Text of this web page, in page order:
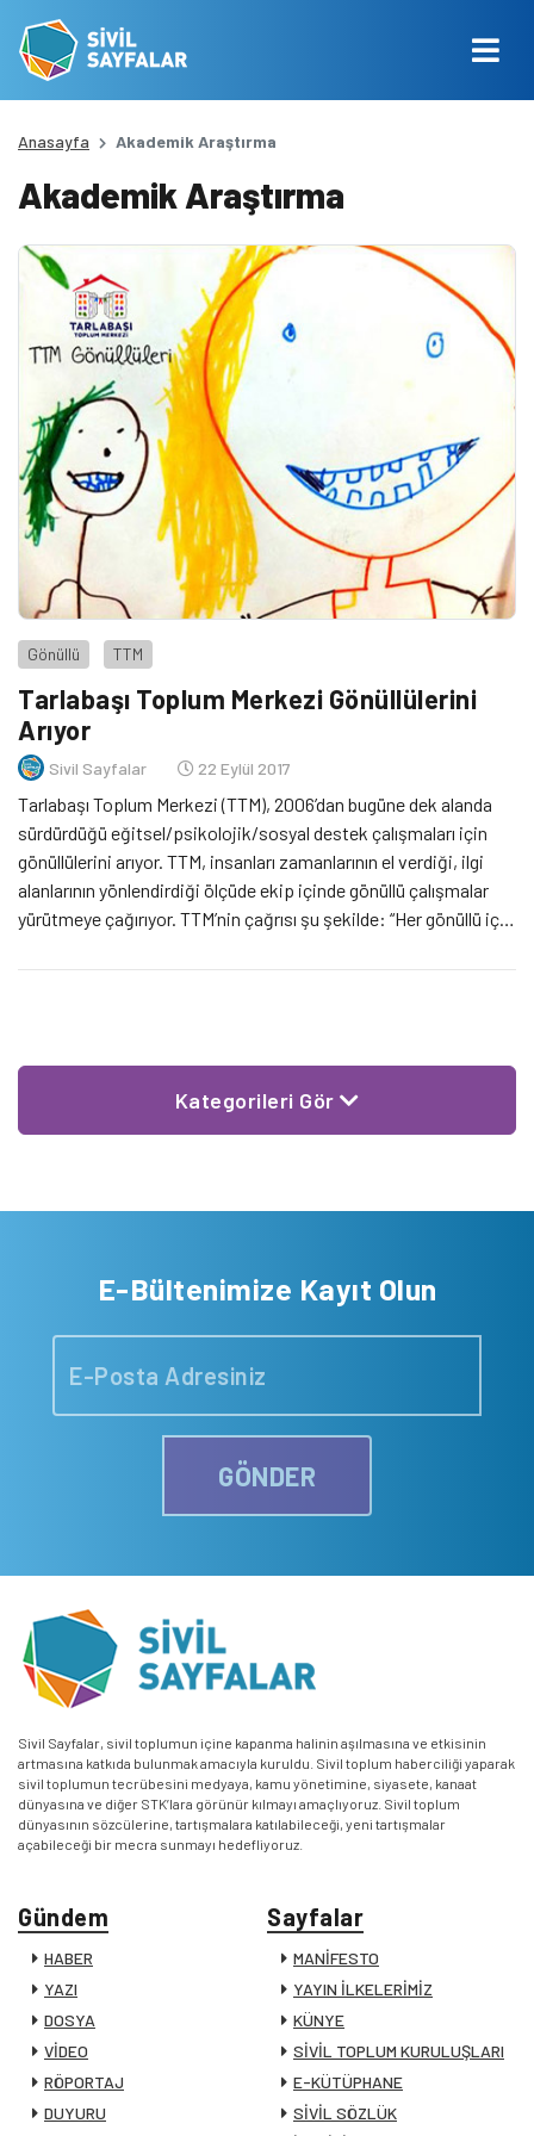
Anasayfa Akademik Araştırma
Akademik Araştırma
Gönüllü TTM
Tarlabaşı Toplum Merkezi Gönüllülerini
Arıyor
Sivil Sayfalar 22 Eylül 2017
Tarlabaşı Toplum Merkezi (TTM), 2006’dan bugüne dek alanda
sürdürdüğü eğitsel/psikolojik/sosyal destek çalışmaları için
gönüllülerini arıyor. TTM, insanları zamanlarının el verdiği, ilgi
alanlarının yönlendirdiği ölçüde ekip içinde gönüllü çalışmalar
yürütmeye çağırıyor. TTM’nin çağrısı şu şekilde: “Her gönüllü için
ve ilgi alanlarına göre belirlenir. Tabii ki gönüllü olmak o kadar da
Kategorileri Gör
E-Bültenimize Kayıt Olun
GÖNDER
Sivil Sayfalar, sivil toplumun içine kapanma halinin aşılmasına ve etkisinin
artmasına katkıda bulunmak amacıyla kuruldu. Sivil toplum haberciliği yaparak
sivil toplumun tecrübesini medyaya, kamu yönetimine, siyasete, kanaat
dünyasına ve diğer STK’lara görünür kılmayı amaçlıyoruz. Sivil toplum
dünyasının sözcülerine, tartışmalara katılabileceği, yeni tartışmalar
açabileceği bir mecra sunmayı hedefliyoruz.
Gündem
HABER
YAZI
DOSYA
VİDEO
RÖPORTAJ
DUYURU
Sayfalar
MANİFESTO
YAYIN İLKELERİMİZ
KÜNYE
SİVİL TOPLUM KURULUŞLARI
E-KÜTÜPHANE
SİVİL SÖZLÜK